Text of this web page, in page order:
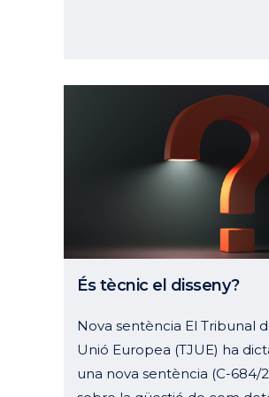
És tècnic el disseny?
Nova sentència El Tribunal
Unió Europea (TJUE) ha
una nova sentència (C-684/